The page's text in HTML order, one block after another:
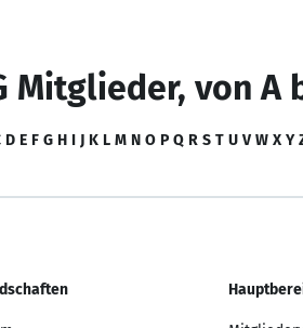
Mitglieder, von A
D E F G H I J K L M N O P Q R S T U V W X Y